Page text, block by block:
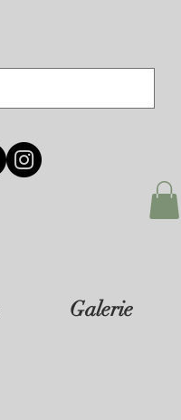
Galerie